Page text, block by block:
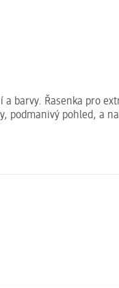
barvy. Řasenka pro
podmanivý pohled, a